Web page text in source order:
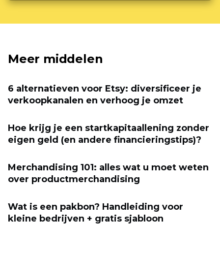
Meer middelen
6 alternatieven voor Etsy: diversificeer je
verkoopkanalen en verhoog je omzet
Hoe krijg je een startkapitaallening zonder
eigen geld (en andere financieringstips)?
Merchandising 101: alles wat u moet weten
over productmerchandising
Wat is een pakbon? Handleiding voor
kleine bedrijven + gratis sjabloon